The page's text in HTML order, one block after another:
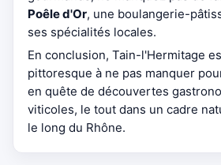
Poêle d'Or, une boulangerie-
ses spécialités locales.
En conclusion, Tain-l'Hermitage
pittoresque à ne pas manquer
en quête de découvertes
viticoles, le tout dans un cadre
le long du Rhône.